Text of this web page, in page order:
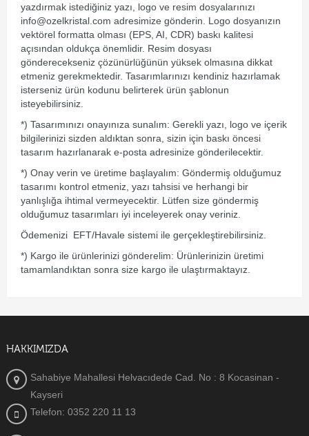
yazdırmak istediğiniz yazı, logo ve resim dosyalarınızı
info@ozelkristal.com adresimize gönderin. Logo dosyanızın
vektörel formatta olması (EPS, AI, CDR) baskı kalitesi
açısından oldukça önemlidir. Resim dosyası
gönderecekseniz çözünürlüğünün yüksek olmasına dikkat
etmeniz gerekmektedir. Tasarımlarınızı kendiniz hazırlamak
isterseniz ürün kodunu belirterek ürün şablonun
isteyebilirsiniz.
*) Tasarımınızı onayınıza sunalım: Gerekli yazı, logo ve içerik
bilgilerinizi sizden aldıktan sonra, sizin için baskı öncesi
tasarım hazırlanarak e-posta adresinize gönderilecektir.
*) Onay verin ve üretime başlayalım: Göndermiş olduğumuz
tasarımı kontrol etmeniz, yazı tahsisi ve herhangi bir
yanlışlığa ihtimal vermeyecektir. Lütfen size göndermiş
olduğumuz tasarımları iyi inceleyerek onay veriniz.
Ödemenizi EFT/Havale sistemi ile gerçekleştirebilirsiniz.
*) Kargo ile ürünlerinizi gönderelim: Ürünlerinizin üretimi
tamamlandıktan sonra size kargo ile ulaştırmaktayız.
HAKKIMIZDA
Sahabiye Mahallesi Helvacıdede Cad. No : 8 Kocasinan -
Kayseri
Telefon: 0352 220 11 13